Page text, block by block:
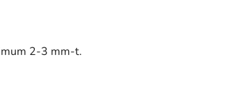
2-3 mm-t.